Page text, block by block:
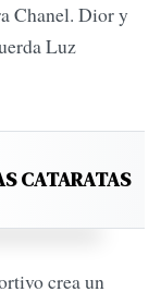
Chanel. Dior y
Luz
CATARATAS
crea un